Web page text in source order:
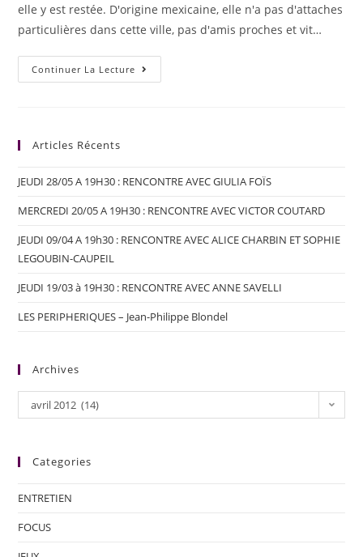
elle y est restée. D'origine mexicaine, elle n'a pas d'attaches
particulières dans cette ville, pas d'amis proches et vit…
Continuer La Lecture
Articles Récents
JEUDI 28/05 A 19H30 : RENCONTRE AVEC GIULIA FOÏS
MERCREDI 20/05 A 19H30 : RENCONTRE AVEC VICTOR COUTARD
JEUDI 09/04 A 19h30 : RENCONTRE AVEC ALICE CHARBIN ET SOPHIE
LEGOUBIN-CAUPEIL
JEUDI 19/03 à 19H30 : RENCONTRE AVEC ANNE SAVELLI
LES PERIPHERIQUES – Jean-Philippe Blondel
Archives
avril 2012 (14)
Categories
ENTRETIEN
FOCUS